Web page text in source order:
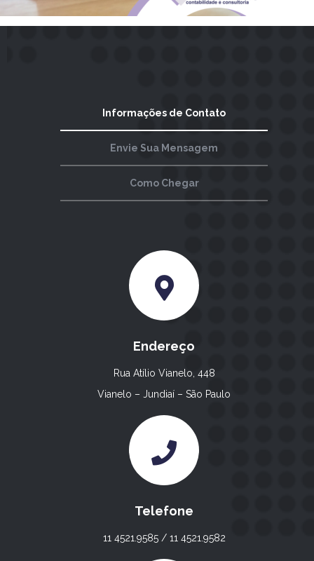
Informações de Contato
Envie Sua Mensagem
Como Chegar
Endereço
Rua Atílio Vianelo, 448
Vianelo – Jundiaí – São Paulo
Telefone
11 4521.9585 / 11 4521.9582